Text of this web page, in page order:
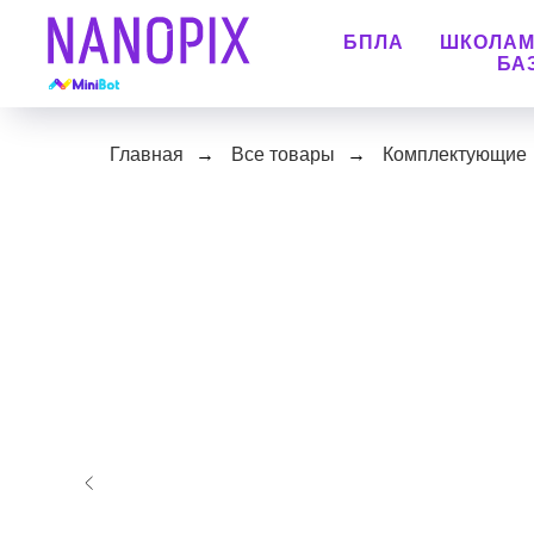
БПЛА
ШКОЛАМ
Главная → Все товары → Комплектующие